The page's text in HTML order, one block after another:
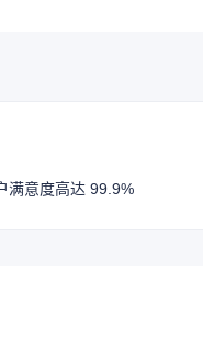
满意度高达 99.9%